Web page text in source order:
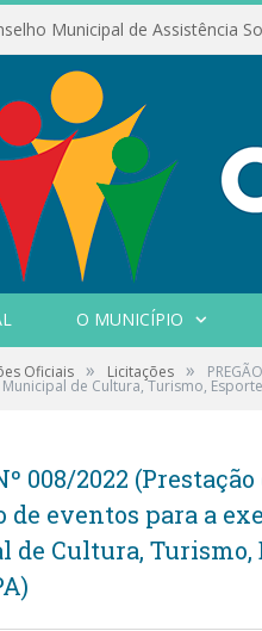
O MUNICÍPIO
Oficiais » Licitações »
de Cultura, Turismo,
008/2022
de eventos para a
Cultura, Turismo,